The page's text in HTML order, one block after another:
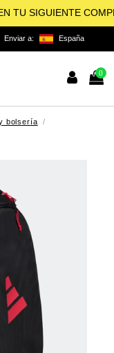
TU SIGUIENTE
Enviar a: España
0
bolsería